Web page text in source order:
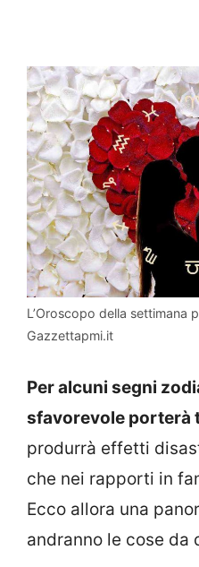
L’Oroscopo della settimana
Gazzettapmi.it
Per alcuni segni
sfavorevole porterà
produrrà effetti
che nei rapporti in
Ecco allora una
andranno le cose da